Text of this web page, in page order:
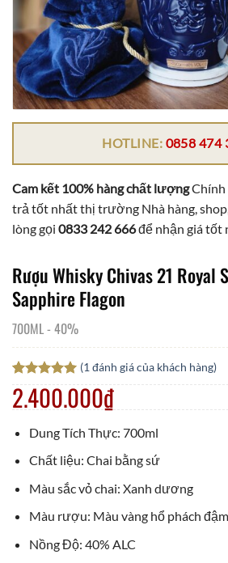
HOTLINE: 0858 474
Cam kết 100% hàng chất lượngChính
trả tốt nhất thị trường Nhà hàng,
lòng gọi 0833 242 666để nhận giá tốt
Rượu Whisky Chivas 21 Royal
Sapphire Flagon
700ML- 40%
5.00trên 5
dựa trên
1
đánh giá
(1 đánh giá của khách hàng)
2.400.000₫
Dung Tích Thực: 700ml
Chất liệu: Chai bằng sứ
Màu sắc vỏ chai: Xanh dương
Màu rượu: Màu vàng hổ phách đậm
Nồng Độ: 40% ALC